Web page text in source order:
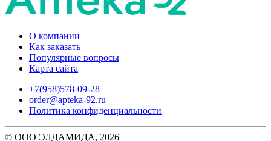
О компании
Как заказать
Популярные вопросы
Карта сайта
+7(958)578-09-28
order@apteka-92.ru
Политика конфиденциальности
© ООО ЭЛДАМИДА, 2026